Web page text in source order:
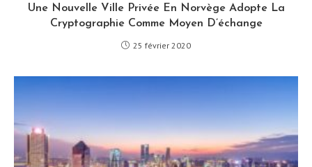
Une Nouvelle Ville Privée En Norvège Adopte La
Cryptographie Comme Moyen D’échange
25 février 2020